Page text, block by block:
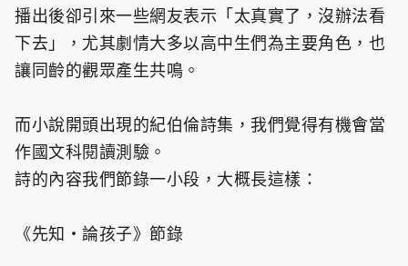
播出後卻引來一些網友表示「太真實了，沒辦法看
下去」，尤其劇情大多以高中生們為主要角色，也
讓同齡的觀眾產生共鳴。
而小說開頭出現的紀伯倫詩集，我們覺得有機會當
作國文科閱讀測驗。
詩的內容我們節錄一小段，大概長這樣：
《先知・論孩子》節錄